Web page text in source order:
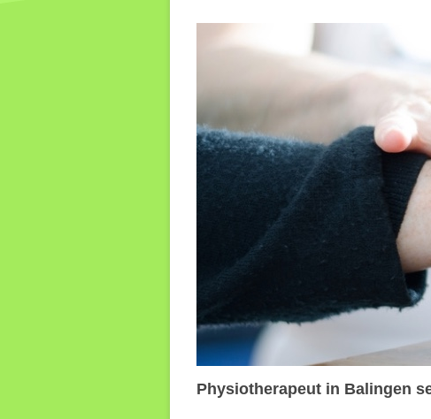
Slacklinen in der
Beckenbodengymnastik
Therapie auf
neurophysiologischer
Grundlage nach dem
Bobath-Konzept
Physiotherapeut in Balingen